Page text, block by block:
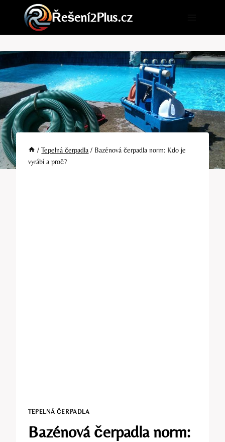
Přeskočit
obsah
Řešení2Plus.cz
/ Tepelná čerpadla / Bazénová čerpadla norm: Kdo je
vyrábí a proč?
TEPELNÁ ČERPADLA
Bazénová čerpadla norm: